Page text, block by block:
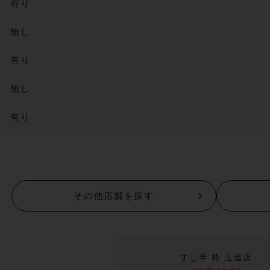
有り
無し
有り
無し
有り
その他店舗を探す
すし半 粋 玉造店